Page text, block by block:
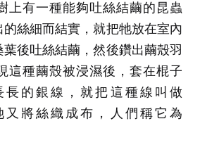
上有一種能夠吐絲結繭的昆蟲
的絲細而結實，就把牠放在室內
後吐絲結繭，然後鑽出繭殼羽
這種繭殼被浸濕後，套在棍子
的銀線，就把這種線叫做
又將絲織成布，人們稱它為